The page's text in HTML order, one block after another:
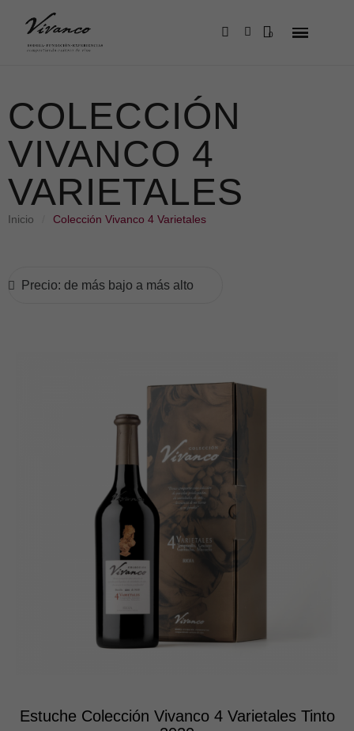
COLECCIÓN
VIVANCO 4
VARIETALES
Inicio Colección Vivanco 4 Varietales
Estuche Colección Vivanco 4 Varietales Tinto